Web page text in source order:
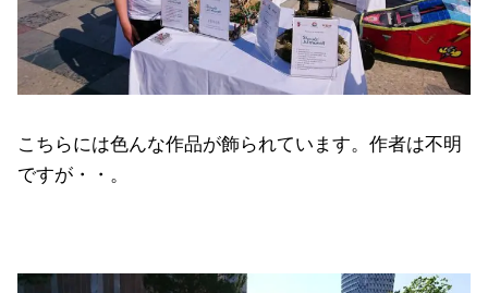
こちらには色んな作品が飾られています。作者は不明
ですが・・。